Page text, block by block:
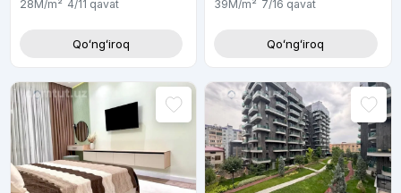
28M/m² 4/11 qavat
Qoʻngʻiroq
39M/m² 7/16 qavat
Qoʻngʻiroq